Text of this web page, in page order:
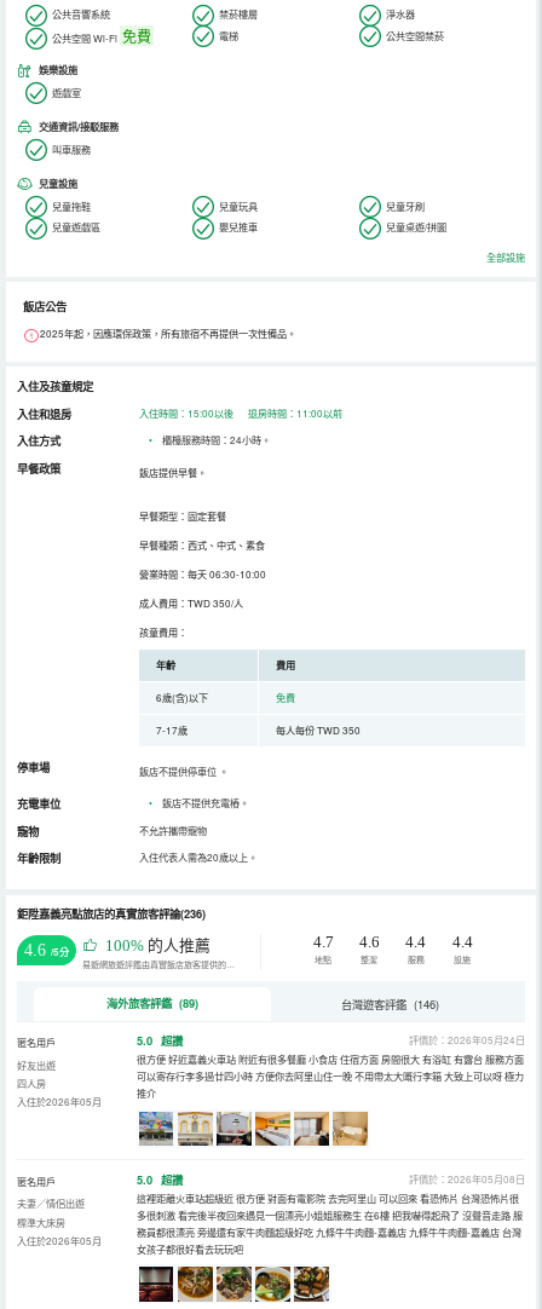
公共音響系統 禁菸樓層
淨水器
公共空間 Wi-Fi 免費 電梯 公共空間禁菸
娛樂設施
遊戲室
交通資訊/接駁服務
叫車服務
兒童設施
兒童拖鞋 兒童玩具
兒童牙刷
兒童遊戲區
嬰兒推車 兒童桌遊/拼圖
全部設施
飯店公告
2025年起，因應環保政策，所有旅宿不再提供一次性備品。
入住及孩童規定
入住和退房
入住時間：15:00以後 退房時間：11:00以前
入住方式 • 櫃檯服務時間：24小時。
早餐政策 飯店提供早餐。
早餐類型：固定套餐
早餐種類：西式、中式、素食
營業時間：每天 06:30-10:00
成人費用：TWD 350/人
孩童費用：
年齡 費用
6歲(含)以下 免費
7-17歲 每人每份 TWD 350
停車場 飯店不提供停車位 。
充電車位 • 飯店不提供充電樁。
寵物 不允許攜帶寵物
年齡限制 入住代表人需為20歲以上。
鉅陞嘉義亮點旅店的真實旅客評論(236)
4.6 /5分 100% 的人推薦
易遊網旅遊評鑑由真實飯店旅客提供的評鑑。
4.7
地點
4.6
整潔
4.4
服務
4.4
設施
海外旅客評鑑 (89) 台灣遊客評鑑 (146)
匿名用戶
好友出遊
四人房
入住於2026年05月
5.0 超讚
評價於：2026年05月24日
很方便 好近嘉義火車站 附近有很多餐廳 小食店 住宿方面 房間很大 有浴缸 有露台 服務方面
可以寄存行李多過廿四小時 方便你去阿里山住一晚 不用帶太大嘅行李箱 大致上可以呀 極力
推介
匿名用戶
夫妻／情侶出遊
標準大床房
入住於2026年05月
5.0 超讚
評價於：2026年05月08日
這裡距離火車站超級近 很方便 對面有電影院 去完阿里山 可以回來 看恐怖片 台灣恐怖片很
多很刺激 看完後半夜回來遇見一個漂亮小姐姐服務生 在6樓 把我嚇得起飛了 沒聲音走路 服
務員都很漂亮 旁邊還有家牛肉麵超級好吃 九條牛牛肉麵-嘉義店 九條牛牛肉麵-嘉義店 台灣
女孩子都很好看去玩玩吧